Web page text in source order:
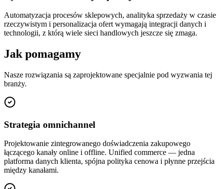
Automatyzacja procesów sklepowych, analityka sprzedaży w czasie
rzeczywistym i personalizacja ofert wymagają integracji danych i
technologii, z którą wiele sieci handlowych jeszcze się zmaga.
Jak pomagamy
Nasze rozwiązania są zaprojektowane specjalnie pod wyzwania tej
branży.
Strategia omnichannel
Projektowanie zintegrowanego doświadczenia zakupowego
łączącego kanały online i offline. Unified commerce — jedna
platforma danych klienta, spójna polityka cenowa i płynne przejścia
między kanałami.